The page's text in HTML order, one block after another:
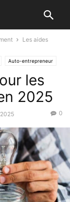
Les aides
Auto-entrepreneur
les
2025
0